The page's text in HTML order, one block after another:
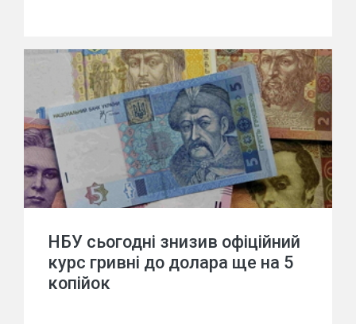
НБУ сьогодні знизив офіційний
курс гривні до долара ще на 5
копійок